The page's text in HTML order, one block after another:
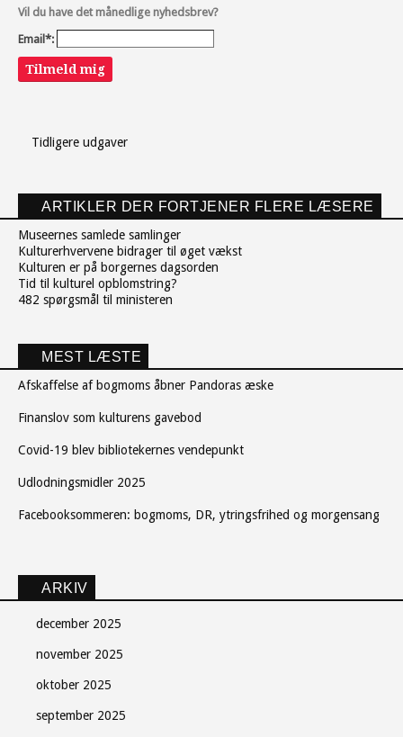
Vil du have det månedlige nyhedsbrev?
Email*:
Tilmeld mig
Tidligere udgaver
ARTIKLER DER FORTJENER FLERE LÆSERE
Museernes samlede samlinger
Kulturerhvervene bidrager til øget vækst
Kulturen er på borgernes dagsorden
Tid til kulturel opblomstring?
482 spørgsmål til ministeren
MEST LÆSTE
Afskaffelse af bogmoms åbner Pandoras æske
Finanslov som kulturens gavebod
Covid-19 blev bibliotekernes vendepunkt
Udlodningsmidler 2025
Facebooksommeren: bogmoms, DR, ytringsfrihed og morgensang
ARKIV
december 2025
november 2025
oktober 2025
september 2025